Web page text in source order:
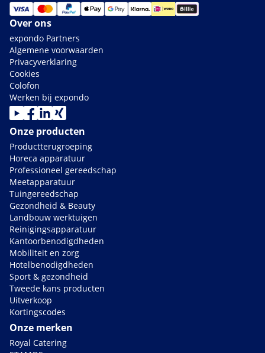
Over ons
expondo Partners
Algemene voorwaarden
Privacyverklaring
Cookies
Colofon
Werken bij expondo
Onze producten
Productterugroeping
Horeca apparatuur
Professioneel gereedschap
Meetapparatuur
Tuingereedschap
Gezondheid & Beauty
Landbouw werktuigen
Reinigingsapparatuur
Kantoorbenodigdheden
Mobiliteit en zorg
Hotelbenodigdheden
Sport & gezondheid
Tweede kans producten
Uitverkoop
Kortingscodes
Onze merken
Royal Catering